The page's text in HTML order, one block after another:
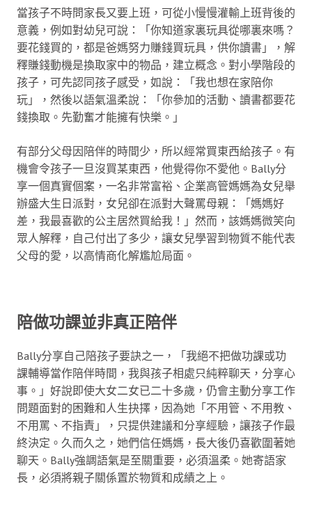
當孩子不時問家長又要上班，可從小慢慢灌輸上班背後的
意義，例如對幼兒可說：「你知道家裏玩具從哪裏來嗎？
要花錢買的，都是爸媽努力賺錢買玩具，供你讀書」，解
釋賺錢動機是換取家中的物品，建立概念。對小學階段的
孩子，可先認同孩子感受，如說：「我也想在家陪你
玩」，然後以語氣溫柔說：「你參加的活動、讀書都要花
錢換取。先勤奮才能擁有快樂。」
有部分父母因陪伴的時間少，所以經常買東西給孩子。有
機會令孩子一旦沒買某東西，他覺得你不愛他。Bally分
享一個真實個案，一名非常富裕、企業高管媽媽為女兒舉
辦盛大生日派對，女兒卻在派對大聲罵母親：「媽媽好
差，我最喜歡的公主居然買給我！」然而，該媽媽微笑向
眾人解釋，自己付出了多少，讓女兒學習到物質不能代表
父母的愛，以高情商化解尷尬局面。
陪做功課並非真正陪伴
Bally分享自己陪孩子要訣之一，「我絕不把做功課或功
課輔導當作陪伴時間，我與孩子相處只純粹聊天，分享心
事。」好說即使大女二女已二十多歲，仍會主動分享工作
問題面對的困難和人生抉擇，因為她「不用管、不用教、
不用罵、不指責」，只提供建議和分享經驗，讓孩子作最
終決定。久而久之，她們信任媽媽，長大後仍喜歡圍著她
聊天。Bally強調語氣是至關重要，必須溫柔。她寄語家
長，必須將親子關係置於物質和成績之上。